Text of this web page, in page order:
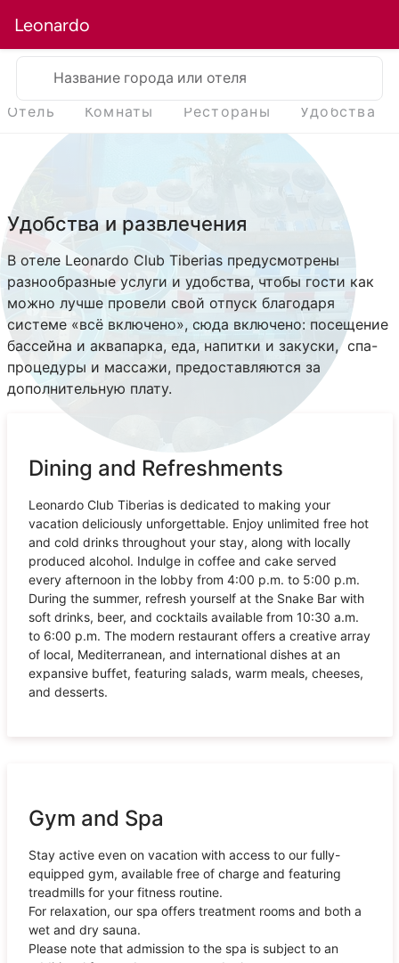
Leonardo
Название города или отеля
Отель Комнаты Рестораны Удобства
Удобства и развлечения
В отеле Leonardo Club Tiberias предусмотрены
разнообразные услуги и удобства, чтобы гости как
можно лучше провели свой отпуск благодаря
системе «всё включено», сюда включено: посещение
бассейна и аквапарка, еда, напитки и закуски, спа-
процедуры и массажи, предоставляются за
дополнительную плату.
Dining and Refreshments
Leonardo Club Tiberias is dedicated to making your
vacation deliciously unforgettable. Enjoy unlimited free hot
and cold drinks throughout your stay, along with locally
produced alcohol. Indulge in coffee and cake served
every afternoon in the lobby from 4:00 p.m. to 5:00 p.m.
During the summer, refresh yourself at the Snake Bar with
soft drinks, beer, and cocktails available from 10:30 a.m.
to 6:00 p.m. The modern restaurant offers a creative array
of local, Mediterranean, and international dishes at an
expansive buffet, featuring salads, warm meals, cheeses,
and desserts.
Gym and Spa
Stay active even on vacation with access to our fully-
equipped gym, available free of charge and featuring
treadmills for your fitness routine.
For relaxation, our spa offers treatment rooms and both a
wet and dry sauna.
Please note that admission to the spa is subject to an